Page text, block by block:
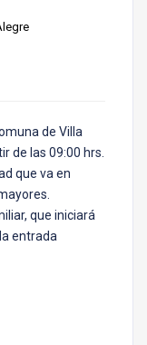
de Villa
de las 09:00 hrs.
que va en
que iniciará
entrada